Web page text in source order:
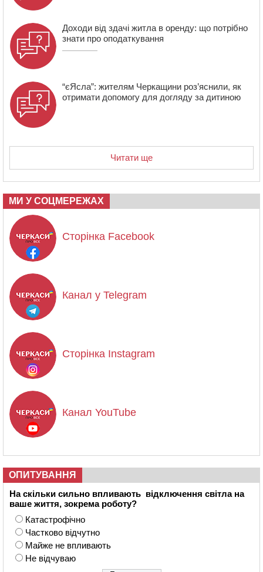
Доходи від здачі житла в оренду: що потрібно
знати про оподаткування
“єЯсла”: жителям Черкащини роз’яснили, як
отримати допомогу для догляду за дитиною
Читати ще
МИ У СОЦМЕРЕЖАХ
Сторінка Facebook
Канал у Telegram
Сторінка Instagram
Канал YouTube
ОПИТУВАННЯ
На скільки сильно впливають відключення світла на
ваше життя, зокрема роботу?
Катастрофічно
Частково відчутно
Майже не впливають
Не відчуваю